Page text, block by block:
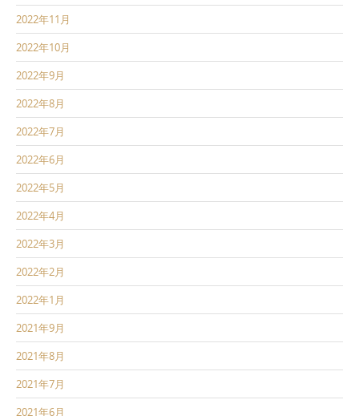
2022年11月
2022年10月
2022年9月
2022年8月
2022年7月
2022年6月
2022年5月
2022年4月
2022年3月
2022年2月
2022年1月
2021年9月
2021年8月
2021年7月
2021年6月